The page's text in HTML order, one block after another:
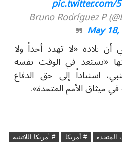
pic.twitter.com/
May
أن بلاده «لا تهدد أحداً ولا
«تستعد في الوقت نفسه
استناداً إلى حق الدفاع
ميثاق الأمم المتحدة».
المتحدة # أمريكا
# أمريكا اللاتينية